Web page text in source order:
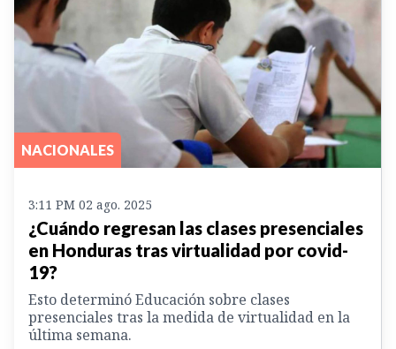
NACIONALES
3:11 PM 02 ago. 2025
¿Cuándo regresan las clases presenciales
en Honduras tras virtualidad por covid-
19?
Esto determinó Educación sobre clases
presenciales tras la medida de virtualidad en la
última semana.